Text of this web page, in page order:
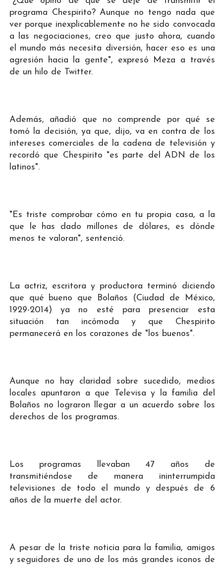
programa Chespirito? Aunque no tengo nada que
ver porque inexplicablemente no he sido convocada
a las negociaciones, creo que justo ahora, cuando
el mundo más necesita diversión, hacer eso es una
agresión hacia la gente", expresó Meza a través
de un hilo de Twitter.
Además, añadió que no comprende por qué se
tomó la decisión, ya que, dijo, va en contra de los
intereses comerciales de la cadena de televisión y
recordó que Chespirito "es parte del ADN de los
latinos".
"Es triste comprobar cómo en tu propia casa, a la
que le has dado millones de dólares, es dónde
menos te valoran", sentenció.
La actriz, escritora y productora terminó diciendo
que qué bueno que Bolaños (Ciudad de México,
1929-2014) ya no esté para presenciar esta
situación tan incómoda y que Chespirito
permanecerá en los corazones de "los buenos".
Aunque no hay claridad sobre sucedido, medios
locales apuntaron a que Televisa y la familia del
Bolaños no lograron llegar a un acuerdo sobre los
derechos de los programas.
Los programas llevaban 47 años de
transmitiéndose de manera ininterrumpida
televisiones de todo el mundo y después de 6
años de la muerte del actor.
A pesar de la triste noticia para la familia, amigos
y seguidores de uno de los más grandes iconos de